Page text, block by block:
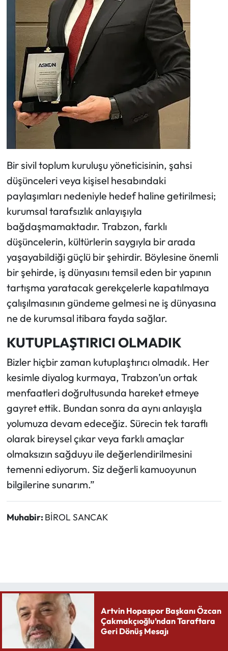
Bir sivil toplum kuruluşu yöneticisinin, şahsi
düşünceleri veya kişisel hesabındaki
paylaşımları nedeniyle hedef haline getirilmesi;
kurumsal tarafsızlık anlayışıyla
bağdaşmamaktadır. Trabzon, farklı
düşüncelerin, kültürlerin saygıyla bir arada
yaşayabildiği güçlü bir şehirdir. Böylesine önemli
bir şehirde, iş dünyasını temsil eden bir yapının
tartışma yaratacak gerekçelerle kapatılmaya
çalışılmasının gündeme gelmesi ne iş dünyasına
ne de kurumsal itibara fayda sağlar.
KUTUPLAŞTIRICI OLMADIK
Bizler hiçbir zaman kutuplaştırıcı olmadık. Her
kesimle diyalog kurmaya, Trabzon’un ortak
menfaatleri doğrultusunda hareket etmeye
gayret ettik. Bundan sonra da aynı anlayışla
yolumuza devam edeceğiz. Sürecin tek taraflı
olarak bireysel çıkar veya farklı amaçlar
olmaksızın sağduyu ile değerlendirilmesini
temenni ediyorum. Siz değerli kamuoyunun
bilgilerine sunarım.”
Muhabir: BİROL SANCAK
Artvin Hopaspor Başkanı Özcan
Çakmakçıoğlu’ndan Taraftara
Geri Dönüş Mesajı